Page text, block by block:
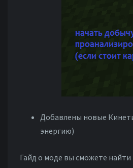
Добавлены новые
энергию)
Гайд о моде вы сможете найти